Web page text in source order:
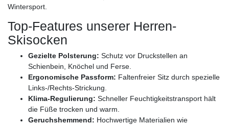
Wintersport.
Top-Features unserer Herren-
Skisocken
Gezielte Polsterung: Schutz vor Druckstellen an
Schienbein, Knöchel und Ferse.
Ergonomische Passform: Faltenfreier Sitz durch spezielle
Links-/Rechts-Strickung.
Klima-Regulierung: Schneller Feuchtigkeitstransport hält
die Füße trocken und warm.
Geruchshemmend: Hochwertige Materialien wie